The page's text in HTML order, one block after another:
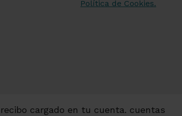
cargado en tu cuenta. cuentas